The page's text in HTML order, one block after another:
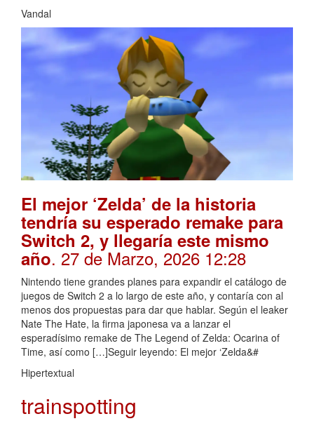
Vandal
El mejor ‘Zelda’ de la historia
tendría su esperado remake para
Switch 2, y llegaría este mismo
año. 27 de Marzo, 2026 12:28
Nintendo tiene grandes planes para expandir el catálogo de
juegos de Switch 2 a lo largo de este año, y contaría con al
menos dos propuestas para dar que hablar. Según el leaker
Nate The Hate, la firma japonesa va a lanzar el
esperadísimo remake de The Legend of Zelda: Ocarina of
Time, así como […]Seguir leyendo: El mejor ‘Zelda&#
Hipertextual
trainspotting